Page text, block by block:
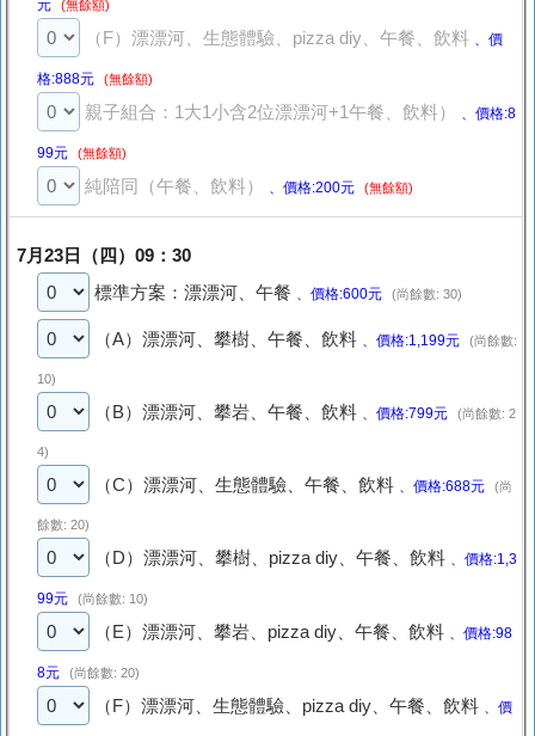
元 (無餘額)
（F）漂漂河、生態體驗、pizza diy、午餐、飲料 、價
格:888元 (無餘額)
親子組合：1大1小含2位漂漂河+1午餐、飲料） 、價格:8
99元 (無餘額)
純陪同（午餐、飲料） 、價格:200元 (無餘額)
7月23日（四）09：30
標準方案：漂漂河、午餐 、價格:600元 (尚餘數: 30)
（A）漂漂河、攀樹、午餐、飲料 、價格:1,199元 (尚餘數:
10)
（B）漂漂河、攀岩、午餐、飲料 、價格:799元 (尚餘數: 2
4)
（C）漂漂河、生態體驗、午餐、飲料 、價格:688元 (尚
餘數: 20)
（D）漂漂河、攀樹、pizza diy、午餐、飲料 、價格:1,3
99元 (尚餘數: 10)
（E）漂漂河、攀岩、pizza diy、午餐、飲料 、價格:98
8元 (尚餘數: 20)
（F）漂漂河、生態體驗、pizza diy、午餐、飲料 、價